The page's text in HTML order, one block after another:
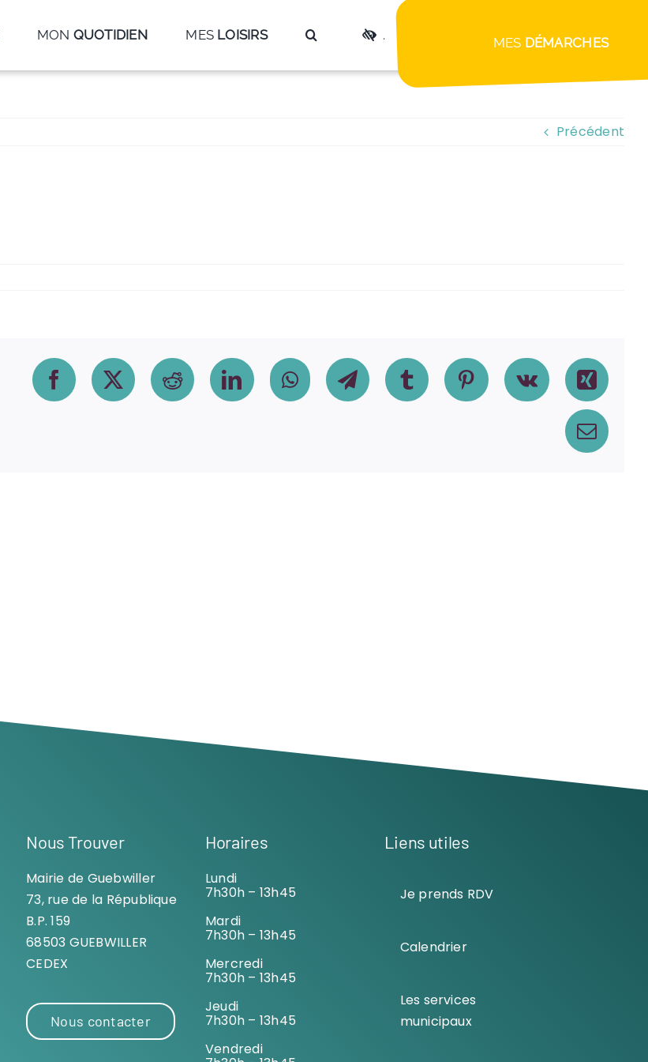
MON QUOTIDIEN MES LOISIRS . MES DÉMARCHES
Précédent
FacebookX Reddit LinkedInWhatsAppTelegramTumblr PinterestVk Xing
Email
Nous Trouver
Mairie de Guebwiller
73, rue de la République
B.P. 159
68503 GUEBWILLER
CEDEX
Nous contacter
Horaires
Lundi
7h30h – 13h45
Mardi
7h30h – 13h45
Mercredi
7h30h – 13h45
Jeudi
7h30h – 13h45
Vendredi
Liens utiles
Je prends RDV
Calendrier
Les services
municipaux